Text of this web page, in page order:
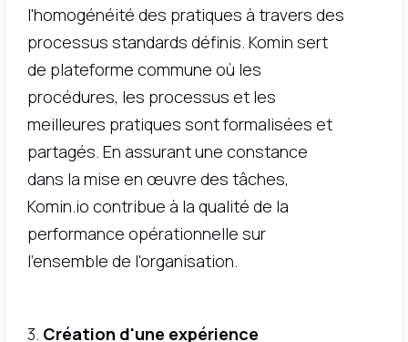
l'homogénéité des pratiques à travers des
processus standards définis. Komin sert
de plateforme commune où les
procédures, les processus et les
meilleures pratiques sont formalisées et
partagés. En assurant une constance
dans la mise en œuvre des tâches,
Komin.io contribue à la qualité de la
performance opérationnelle sur
l'ensemble de l'organisation.
3. Création d'une expérience